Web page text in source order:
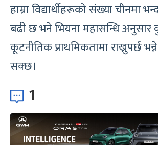
हाम्रा विद्यार्थीहरूको संख्या चीनमा
बढी छ भने भियना महासन्धि
कूटनीतिक प्राथमिकतामा राख्नुपर्छ
सक्छ।
1